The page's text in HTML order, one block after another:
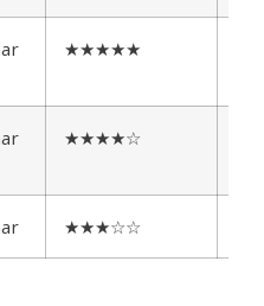
★★★★★
★★★★☆
★★★☆☆